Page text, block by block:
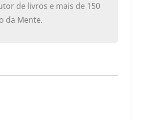
de livros e mais de 150
da Mente.